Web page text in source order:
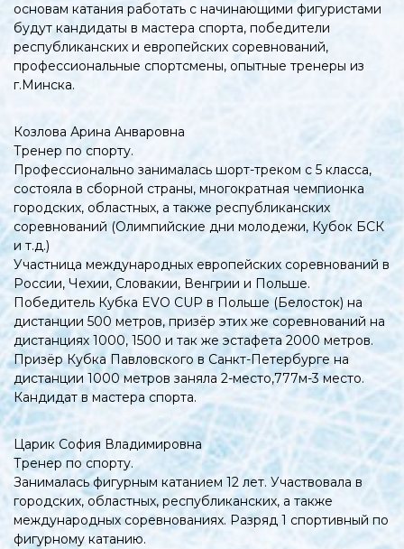
основам катания работать с начинающими фигуристами
будут кандидаты в мастера спорта, победители
республиканских и европейских соревнований,
профессиональные спортсмены, опытные тренеры из
г.Минска.
Козлова Арина Анваровна
Тренер по спорту.
Профессионально занималась шорт-треком с 5 класса,
состояла в сборной страны, многократная чемпионка
городских, областных, а также республиканских
соревнований (Олимпийские дни молодежи, Кубок БСК
и т.д.)
Участница международных европейских соревнований в
России, Чехии, Словакии, Венгрии и Польше.
Победитель Кубка EVO CUP в Польше (Белосток) на
дистанции 500 метров, призёр этих же соревнований на
дистанциях 1000, 1500 и так же эстафета 2000 метров.
Призёр Кубка Павловского в Санкт-Петербурге на
дистанции 1000 метров заняла 2-место,777м-3 место.
Кандидат в мастера спорта.
Царик София Владимировна
Тренер по спорту.
Занималась фигурным катанием 12 лет. Участвовала в
городских, областных, республиканских, а также
международных соревнованиях. Разряд 1 спортивный по
фигурному катанию.